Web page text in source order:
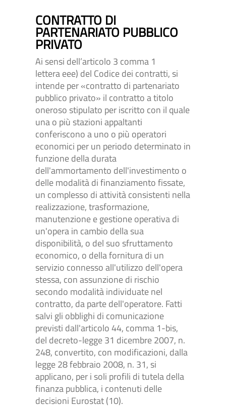
CONTRATTO DI
PARTENARIATO PUBBLICO
PRIVATO
Ai sensi dell’articolo 3 comma 1
lettera eee) del Codice dei contratti, si
intende per «contratto di partenariato
pubblico privato» il contratto a titolo
oneroso stipulato per iscritto con il quale
una o più stazioni appaltanti
conferiscono a uno o più operatori
economici per un periodo determinato in
funzione della durata
dell'ammortamento dell'investimento o
delle modalità di finanziamento fissate,
un complesso di attività consistenti nella
realizzazione, trasformazione,
manutenzione e gestione operativa di
un'opera in cambio della sua
disponibilità, o del suo sfruttamento
economico, o della fornitura di un
servizio connesso all'utilizzo dell'opera
stessa, con assunzione di rischio
secondo modalità individuate nel
contratto, da parte dell'operatore. Fatti
salvi gli obblighi di comunicazione
previsti dall'articolo 44, comma 1-bis,
del decreto-legge 31 dicembre 2007, n.
248, convertito, con modificazioni, dalla
legge 28 febbraio 2008, n. 31, si
applicano, per i soli profili di tutela della
finanza pubblica, i contenuti delle
decisioni Eurostat (10).